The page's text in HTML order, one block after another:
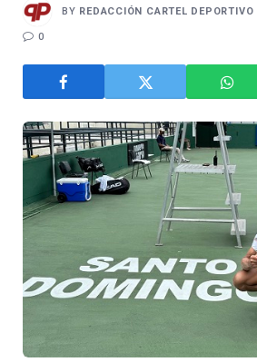
BY REDACCIÓN CARTEL DEPORTIVO
0